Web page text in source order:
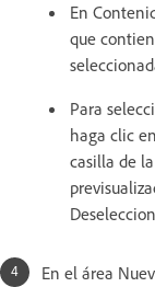
En
que
Para
haga clic
casilla de
En el área